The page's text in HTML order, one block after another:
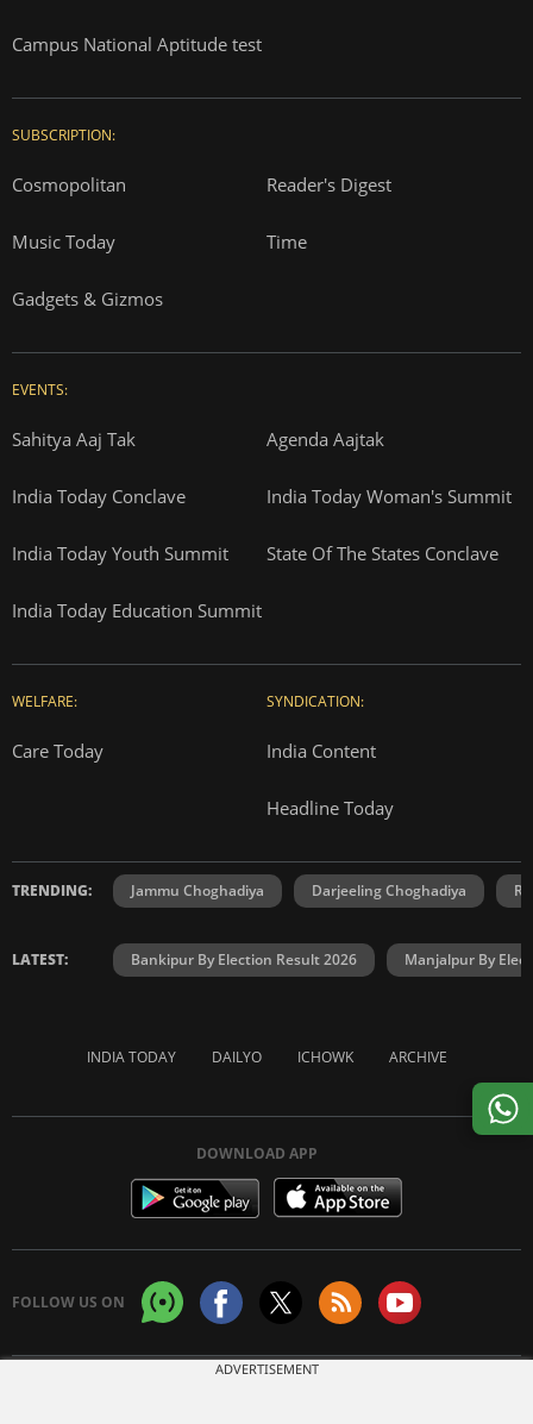
Campus National Aptitude test
SUBSCRIPTION:
Cosmopolitan Reader's Digest
Music Today Time
Gadgets & Gizmos
EVENTS:
Sahitya Aaj Tak Agenda Aajtak
India Today Conclave India Today Woman's Summit
India Today Youth Summit State Of The States Conclave
India Today Education Summit
WELFARE:
Care Today
SYNDICATION:
India Content
Headline Today
TRENDING: Jammu Choghadiya Darjeeling Choghadiya
LATEST: Bankipur By Election Result 2026 Manjalpur By
INDIA TODAY DAILYO ICHOWK ARCHIVE
DOWNLOAD APP
FOLLOW US ON
ADVERTISEMENT